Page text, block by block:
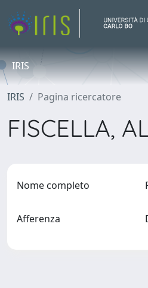
IRIS
IRIS Pagina ricercatore
FISCELLA,
Nome completo
Afferenza